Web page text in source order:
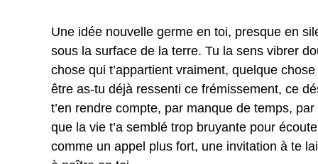
Une idée nouvelle germe en toi, presque en
sous la surface de la terre. Tu la sens vibrer
chose qui t’appartient vraiment, quelque
être as-tu déjà ressenti ce frémissement, ce
t’en rendre compte, par manque de temps,
que la vie t’a semblé trop bruyante pour
comme un appel plus fort, une invitation à te